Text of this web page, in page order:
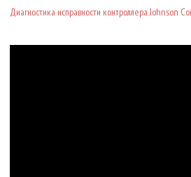
Диагностика исправности контроллера Johnson